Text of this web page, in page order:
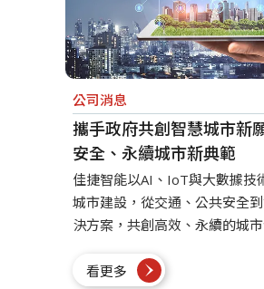
公司消息
攜手政府共創智慧城市
安全、永續城市新典範
佳捷智能以AI、IoT與大數據技
城市建設，從交通、公共安全
決方案，共創高效、永續的城
看更多